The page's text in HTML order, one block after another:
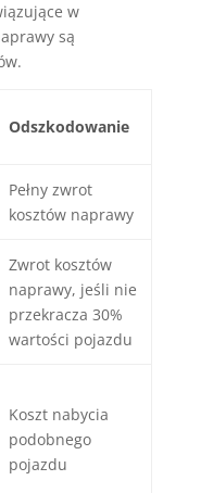
w
są
Odszkodowanie
Pełny zwrot
kosztów naprawy
Zwrot kosztów
naprawy, jeśli nie
przekracza 30%
wartości pojazdu
Koszt nabycia
podobnego
pojazdu